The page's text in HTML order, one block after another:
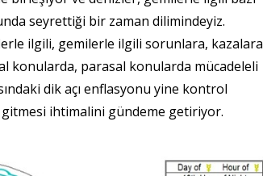
seyrettiği bir zaman dilimindeyiz.
ilgili, gemilerle ilgili sorunlara, kazalara
konularda, parasal konularda mücadeleli
dik açı enflasyonu yine kontrol
ihtimalini gündeme getiriyor.